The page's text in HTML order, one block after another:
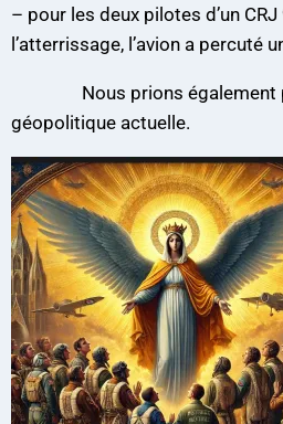
– pour les deux pilotes d’un
l’atterrissage, l’avion a
Nous prions également
géopolitique actuelle.